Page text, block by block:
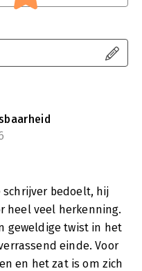
schrijver bedoelt, hij
heel veel herkenning.
geweldige twist in het
einde. Voor
en het zat is om zich